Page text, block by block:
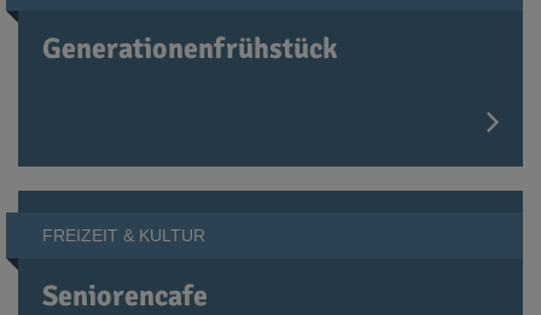
Generationenfrühstück
FREIZEIT & KULTUR
Seniorencafe